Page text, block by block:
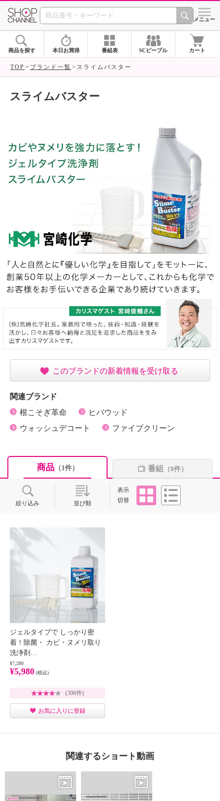
SHOP CHANNEL ショッ
メニュー
商品を探す 本日お買得 番組表 SCピープル カート
TOP ブランド一覧 スライムバスター
スライムバスター
このブランドの新着情報を受け取る
関連ブランド
根こそぎ革命
ヒバウッド
ウォッシュデコート
ファイブクリーン
商品（1件） 番組 （0件）
絞り込み 並び順
表示
切替
タイル
ジェルタイプで しっかり密
着！除菌・ カビ・ヌメリ取り
洗浄剤…
¥7,280
¥5,980 (税込)
(396件)
お気に入りに登録
関連するショート動画